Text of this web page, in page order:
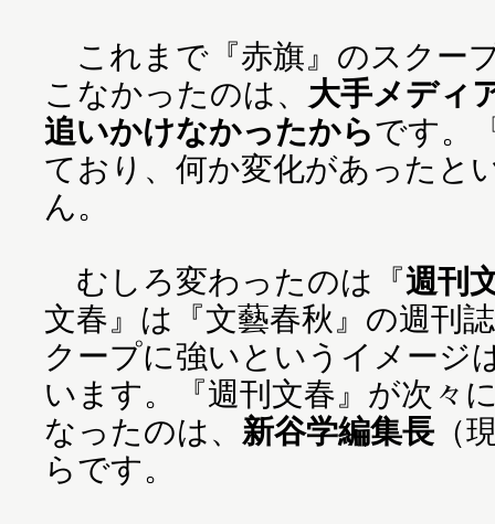
これまで『赤旗』のスクー
こなかったのは、 大手メディ
追いかけなかったからです。
ており、何か変化があったと
ん。
むしろ変わったのは『週刊
文春』は『文藝春秋』の週刊
クープに強いというイメージ
います。『週刊文春』が次々
なったのは、 新谷学編集長 （
らです。